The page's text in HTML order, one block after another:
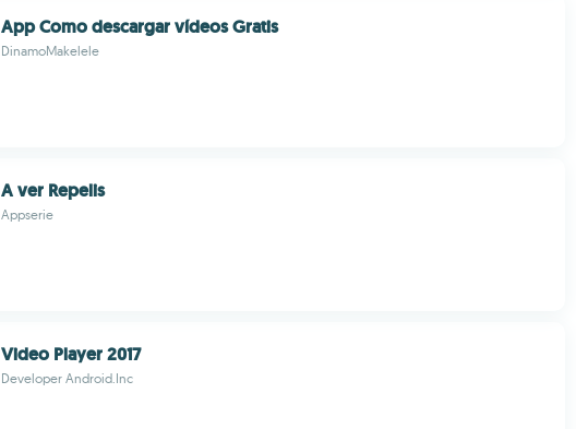
App Como descargar vídeos Gratis
DinamoMakelele
A ver Repelis
Appserie
Video Player 2017
Developer Android.Inc